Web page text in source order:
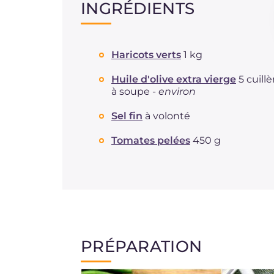
INGRÉDIENTS
Haricots verts 1 kg
Huile d'olive extra vierge 5
à soupe - environ
Sel fin à volonté
Tomates pelées 450 g
PRÉPARATION